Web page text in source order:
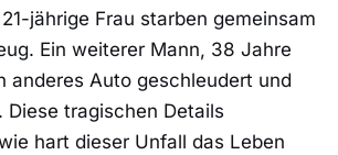
jährige Frau starben gemeinsam
Ein weiterer Mann, 38 Jahre
anderes Auto geschleudert und
tragischen Details
hart dieser Unfall das Leben